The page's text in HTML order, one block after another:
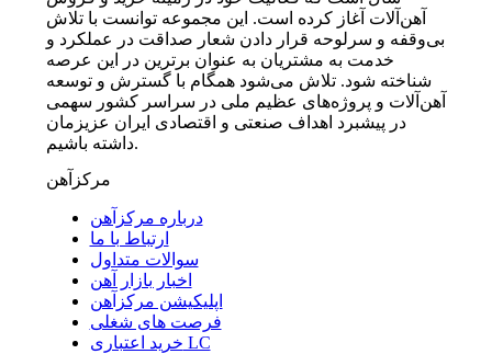
آهن‌آلات آغاز کرده است. این مجموعه توانست با تلاش
بی‌وقفه و سرلوحه قرار دادن شعار صداقت در عملکرد و
خدمت به مشتریان به عنوان برترین در این عرصه
شناخته شود. تلاش می‌شود همگام با گسترش و توسعه
آهن‌آلات و پروژه‌های عظیم ملی در سراسر کشور سهمی
در پیشبرد اهداف صنعتی و اقتصادی ایران عزیزمان
داشته باشیم.
مرکزآهن
درباره مرکزآهن
ارتباط با ما
سوالات متداول
اخبار بازار آهن
اپلیکیشن مرکزآهن
فرصت های شغلی
خرید اعتباری LC